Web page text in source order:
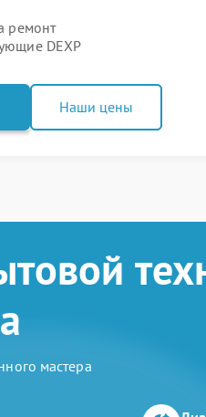
ремонт
DEXP
Наши цены
мастера